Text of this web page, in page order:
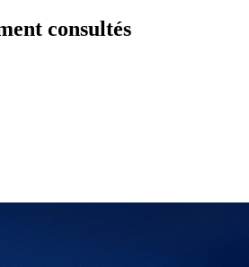
consultés